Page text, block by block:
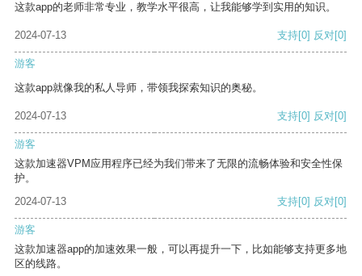
这款app的老师非常专业，教学水平很高，让我能够学到实用的知识。
2024-07-13 支持[0] 反对[0]
游客
这款app就像我的私人导师，带领我探索知识的奥秘。
2024-07-13 支持[0] 反对[0]
游客
这款加速器VPM应用程序已经为我们带来了无限的流畅体验和安全性保
护。
2024-07-13
支持[0] 反对[0]
游客
这款加速器app的加速效果一般，可以再提升一下，比如能够支持更多地
区的线路。